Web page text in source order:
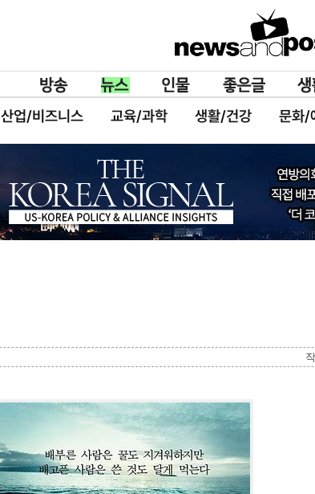
산업/비즈니스 교육/과학 생활/건강 문화/